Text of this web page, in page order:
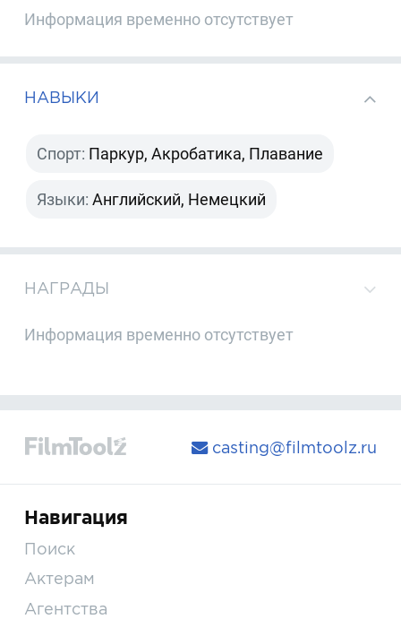
Информация временно отсутствует
НАВЫКИ
Спорт: Паркур, Акробатика, Плавание
Языки: Английский, Немецкий
НАГРАДЫ
Информация временно отсутствует
casting@filmtoolz.ru
Навигация
Поиск
Актерам
Агентства